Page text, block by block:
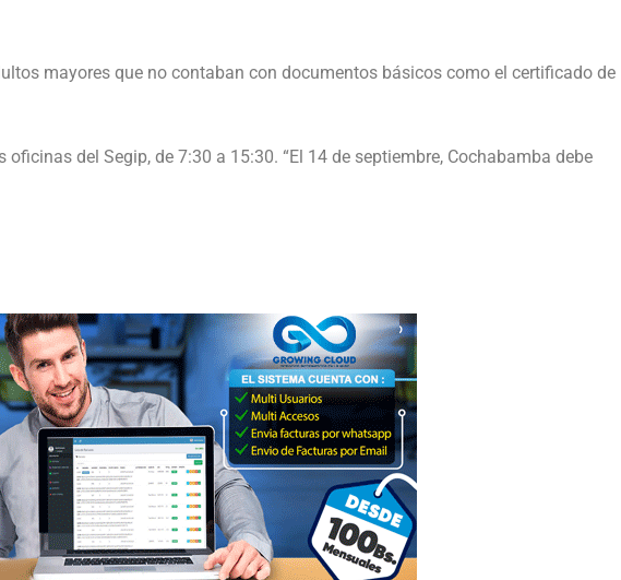
mayores que no contaban con documentos básicos como el certificado de
del Segip, de 7:30 a 15:30. “El 14 de septiembre, Cochabamba debe